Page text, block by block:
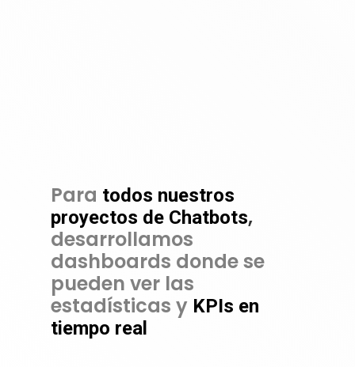
Para todos nuestros
proyectos de Chatbots,
desarrollamos
dashboards donde se
pueden ver las
estadísticas y KPIs en
tiempo real